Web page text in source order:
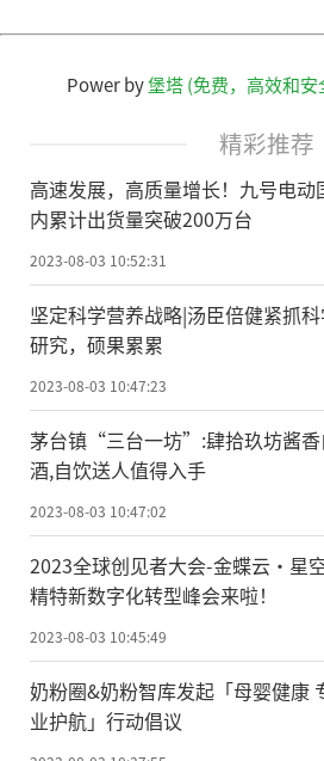
Power by堡塔 (免费，高效和
精彩推荐
高速发展，高质量增长！九号电动
内累计出货量突破200万台
2023-08-03 10:52:31
坚定科学营养战略|汤臣倍健紧抓
研究，硕果累累
2023-08-03 10:47:23
茅台镇“三台一坊”:肆拾玖坊酱香
酒,自饮送人值得入手
2023-08-03 10:47:02
2023全球创见者大会-金蝶云·星
精特新数字化转型峰会来啦！
2023-08-03 10:45:49
奶粉圈&奶粉智库发起「母婴健康
业护航」行动倡议